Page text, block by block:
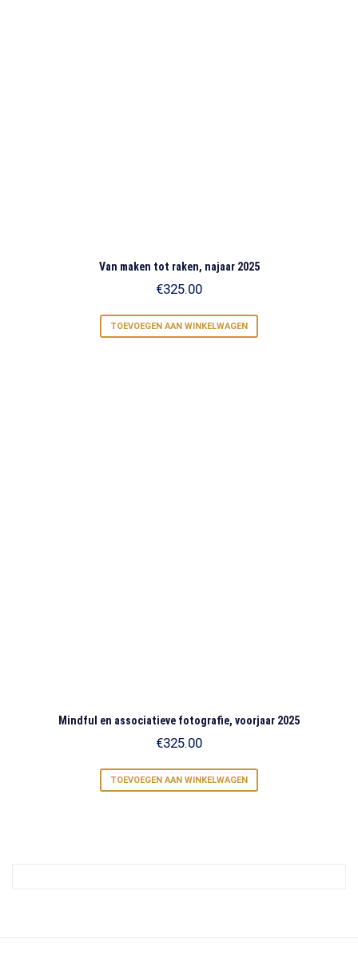
Van maken tot raken, najaar 2025
€325.00
TOEVOEGEN AAN WINKELWAGEN
Mindful en associatieve fotografie, voorjaar 2025
€325.00
TOEVOEGEN AAN WINKELWAGEN